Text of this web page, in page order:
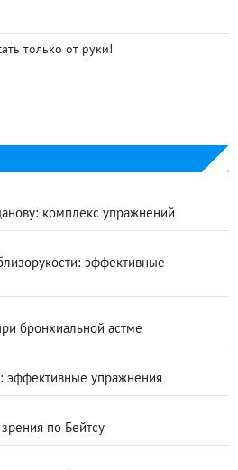
только от руки!
комплекс упражнений
эффективные
бронхиальной астме
эффективные упражнения
по Бейтсу